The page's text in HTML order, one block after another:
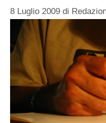
8 Luglio 2009 di